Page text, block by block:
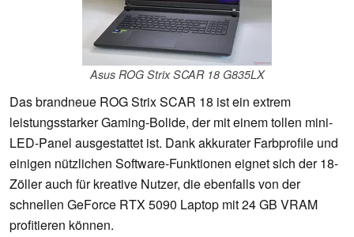
Asus ROG Strix SCAR 18 G835LX
Das brandneue ROG Strix SCAR 18 ist ein extrem
leistungsstarker Gaming-Bolide, der mit einem tollen mini-
LED-Panel ausgestattet ist. Dank akkurater Farbprofile und
einigen nützlichen Software-Funktionen eignet sich der 18-
Zöller auch für kreative Nutzer, die ebenfalls von der
schnellen GeForce RTX 5090 Laptop mit 24 GB VRAM
profitieren können.